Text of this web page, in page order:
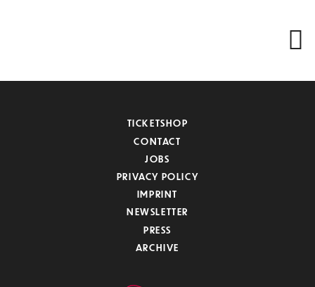
TICKETSHOP
CONTACT
JOBS
PRIVACY POLICY
IMPRINT
NEWSLETTER
PRESS
ARCHIVE